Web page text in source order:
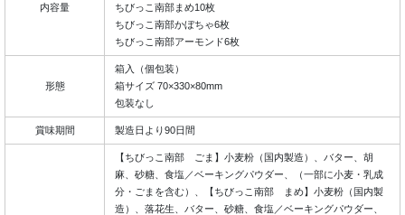
内容量
ちびっこ南部まめ10枚
ちびっこ南部かぼちゃ6枚
ちびっこ南部アーモンド6枚
形態
箱入（個包装）
箱サイズ 70×330×80mm
包装なし
賞味期間 製造日より90日間
【ちびっこ南部 ごま】小麦粉（国内製造）、バター、胡
麻、砂糖、食塩／ベーキングパウダー、（一部に小麦・乳成
分・ごまを含む）、【ちびっこ南部 まめ】小麦粉（国内製
造）、落花生、バター、砂糖、食塩／ベーキングパウダー、